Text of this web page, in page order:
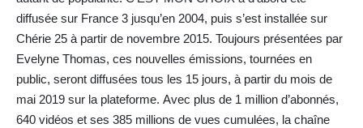
diffusée sur France 3 jusqu’en 2004, puis s’est installée sur
Chérie 25 à partir de novembre 2015. Toujours présentées par
Evelyne Thomas, ces nouvelles émissions, tournées en
public, seront diffusées tous les 15 jours, à partir du mois de
mai 2019 sur la plateforme. Avec plus de 1 million d’abonnés,
640 vidéos et ses 385 millions de vues cumulées, la chaîne